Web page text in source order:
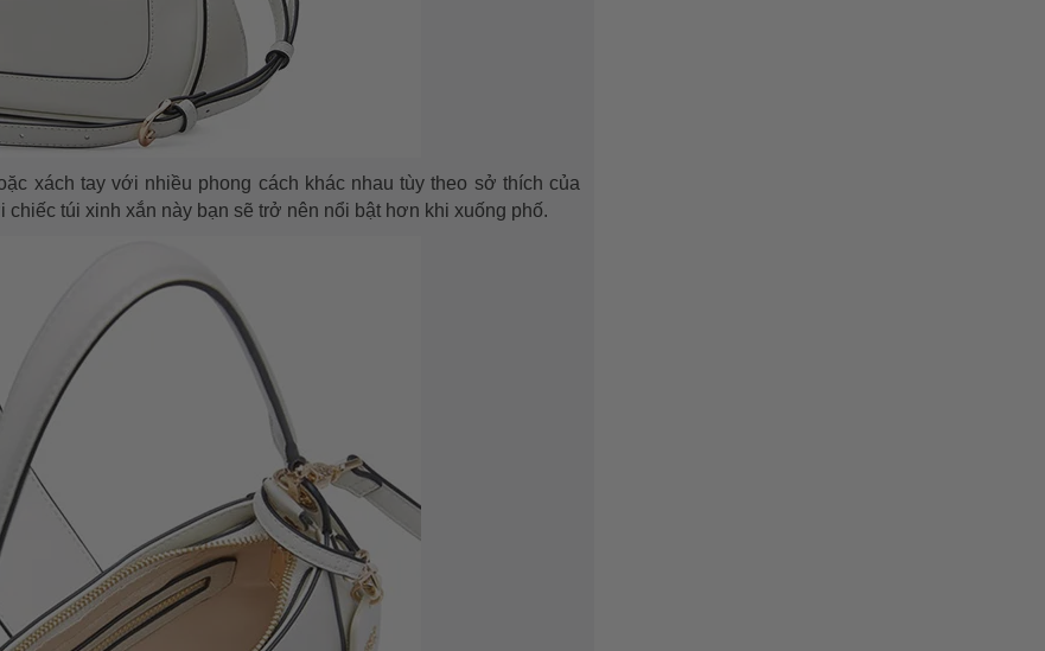
xách tay với nhiều phong cách khác nhau tùy theo sở thích của
túi xinh xắn này bạn sẽ trở nên nổi bật hơn khi xuống phố.